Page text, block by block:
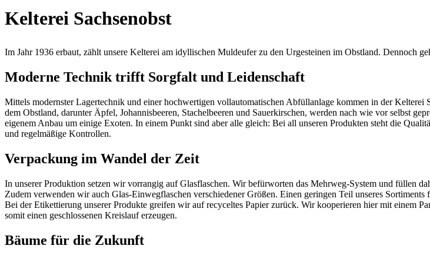
Kelterei Sachsenobst
Im Jahr 1936 erbaut, zählt unsere Kelterei am idyllischen Muldeufer zu den Urgesteinen im Obstland. Dennoch
Moderne Technik trifft Sorgfalt und Leidenschaft
Mittels modernster Lagertechnik und einer hochwertigen vollautomatischen Abfüllanlage kommen in der
dem Obstland, darunter Äpfel, Johannisbeeren, Stachelbeeren und Sauerkirschen, werden nach wie vor selbst
eigenem Anbau um einige Exoten. In einem Punkt sind aber alle gleich: Bei all unseren Produkten steht die
und regelmäßige Kontrollen.
Verpackung im Wandel der Zeit
In unserer Produktion setzen wir vorrangig auf Glasflaschen. Wir befürworten das Mehrweg-System und füllen
Zudem verwenden wir auch Glas-Einwegflaschen verschiedener Größen. Einen geringen Teil unseres
Bei der Etikettierung unserer Produkte greifen wir auf recyceltes Papier zurück. Wir kooperieren hier mit einem
somit einen geschlossenen Kreislauf erzeugen.
Bäume für die Zukunft